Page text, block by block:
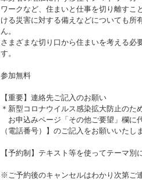
ワークなど、住まいと仕事を切り離すこ
ける災害に対する備えなどについても所
ん。
さまざまな切り口から住まいを考える必
す。
参加無料
【重要】連絡先ご記入のお願い
＊新型コロナウイルス感染拡大防止のた
お申込みページ「その他ご要望」欄に
（電話番号）】のご記入をお願いいたし
【予約制】テキスト等を使ってテーマ別
※ご予約後のキャンセルはわかり次第ご